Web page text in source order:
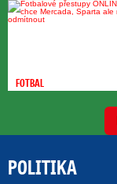
FOTBAL
POLITIKA